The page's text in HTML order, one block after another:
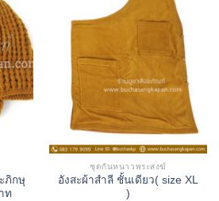
ภิกษุ
ท
ชุดกันหนาวพระสงฆ์
อังสะผ้าสำลี ชั้นเดียว( size XL
)